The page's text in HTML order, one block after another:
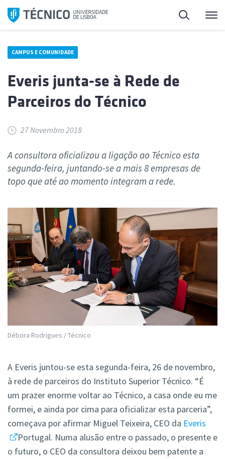
Saltar
para
Pesquisa
CAMPUS E COMUNIDADE
Everis junta-se à Rede de
Parceiros do Técnico
27 Novembro 2018
A consultora oficializou a ligação ao Técnico esta
segunda-feira, juntando-se a mais 8 empresas de
topo que até ao momento integram a rede.
Débora Rodrigues / Técnico
A Everis juntou-se esta segunda-feira, 26 de novembro,
à rede de parceiros do Instituto Superior Técnico. “É
um prazer enorme voltar ao Técnico, a casa onde eu me
formei, e ainda por cima para oficializar esta parceria”,
começava por afirmar Miguel Teixeira, CEO da Everis
Portugal. Numa alusão entre o passado, o presente e
o futuro, o CEO da consultora deixou bem patente a